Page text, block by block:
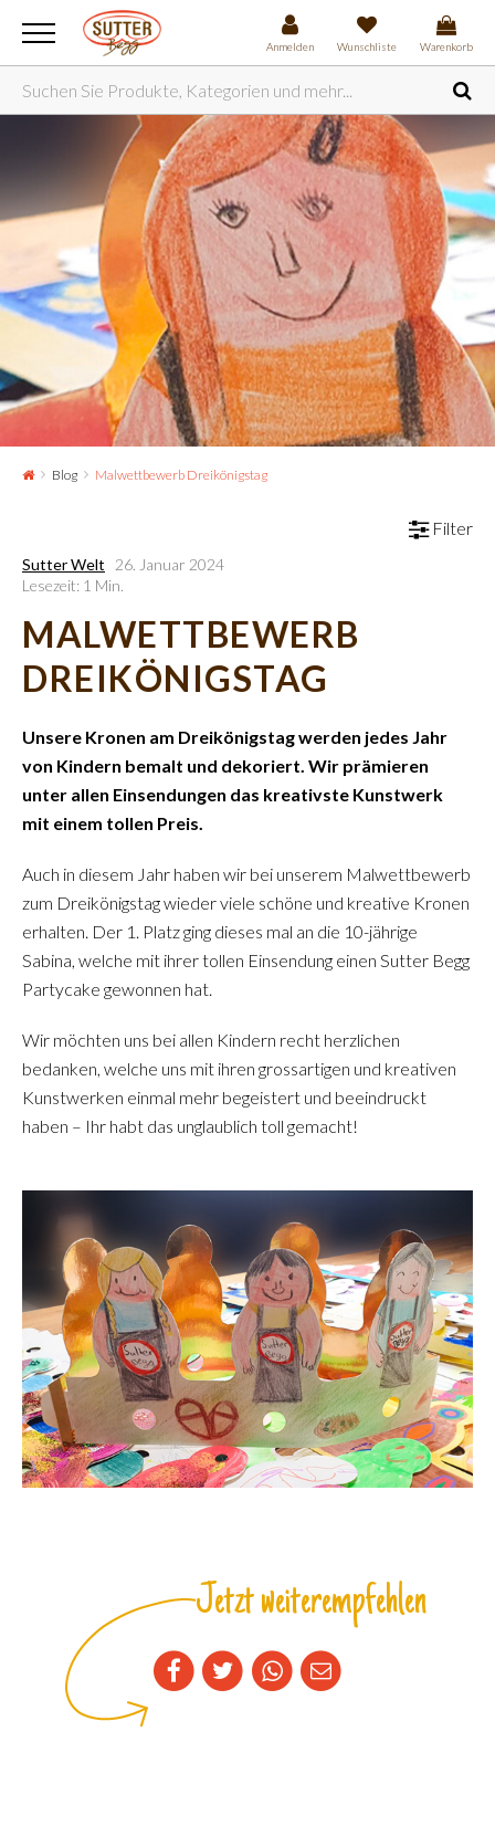
Anmelden Wunschliste Warenkorb
Blog Malwettbewerb Dreikönigstag
Filter
Sutter Welt
26. Januar 2024
Lesezeit: 1 Min.
MALWETTBEWERB
DREIKÖNIGSTAG
Unsere Kronen am Dreikönigstag werden jedes Jahr
von Kindern bemalt und dekoriert. Wir prämieren
unter allen Einsendungen das kreativste Kunstwerk
mit einem tollen Preis.
Auch in diesem Jahr haben wir bei unserem Malwettbewerb
zum Dreikönigstag wieder viele schöne und kreative Kronen
erhalten. Der 1. Platz ging dieses mal an die 10-jährige
Sabina, welche mit ihrer tollen Einsendung einen Sutter Begg
Partycake gewonnen hat.
Wir möchten uns bei allen Kindern recht herzlichen
bedanken, welche uns mit ihren grossartigen und kreativen
Kunstwerken einmal mehr begeistert und beeindruckt
haben – Ihr habt das unglaublich toll gemacht!
Jetzt weiterempfehlen